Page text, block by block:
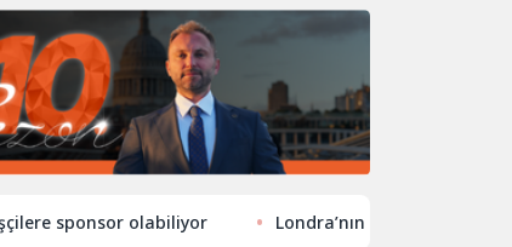
olabiliyor Londra’nın eğlence hayatında yeni